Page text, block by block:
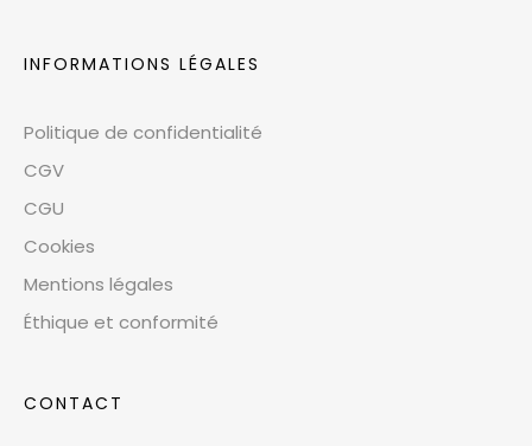
INFORMATIONS LÉGALES
Politique de confidentialité
CGV
CGU
Cookies
Mentions légales
Éthique et conformité
CONTACT